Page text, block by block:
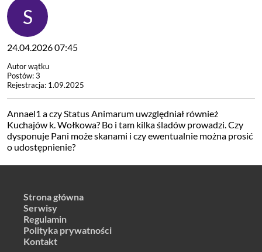
24.04.2026 07:45
Autor wątku
Postów: 3
Rejestracja: 1.09.2025
Annael1 a czy Status Animarum uwzględniał również
Kuchajów k. Wołkowa? Bo i tam kilka śladów prowadzi. Czy
dysponuje Pani może skanami i czy ewentualnie można prosić
o udostępnienie?
Strona główna
Serwisy
Regulamin
Polityka prywatności
Kontakt